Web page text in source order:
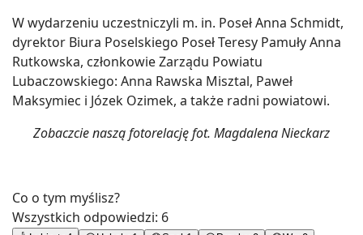
W wydarzeniu uczestniczyli m. in. Poseł Anna Schmidt,
dyrektor Biura Poselskiego Poseł Teresy Pamuły Anna
Rutkowska, członkowie Zarządu Powiatu
Lubaczowskiego: Anna Rawska Misztal, Paweł
Maksymiec i Józek Ozimek, a także radni powiatowi.
Zobaczcie naszą fotorelację fot. Magdalena Nieckarz
Co o tym myślisz?
Wszystkich odpowiedzi: 6